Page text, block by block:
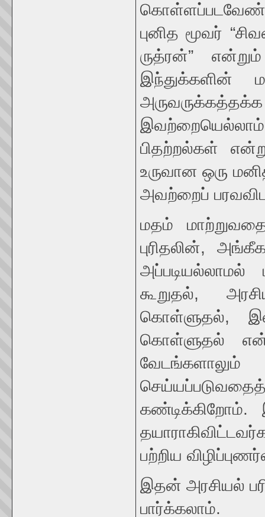
புனித மூவர்
ருத்ரன்”
இந்துக்களின்
பிதற்றல்கள்
உருவான ஒரு
அவற்றைப்
மதம்
புரிதலின்,
கூறுதல்,
கொள்ளுதல்,
கொள்ளுதல்
கண்டிக்கிறோம்.
பற்றிய
இதன் அரசியல்
பார்க்கலாம்.